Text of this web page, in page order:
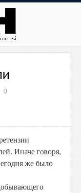
0
Иначе говоря,
же было